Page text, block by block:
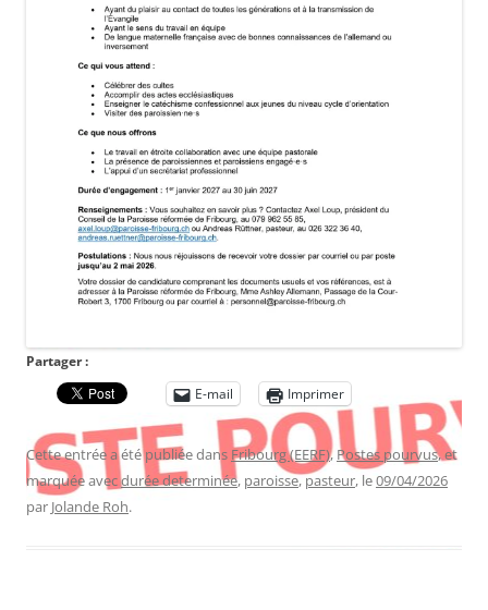
Partager :
E-mail
Imprimer
Cette entrée a été publiée dans Fribourg (EERF), Postes pourvus, et
marquée avecdurée determinée, paroisse,pasteur, le09/04/2026
par Jolande Roh.